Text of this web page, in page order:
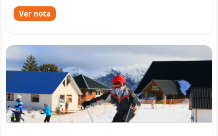
Ver nota